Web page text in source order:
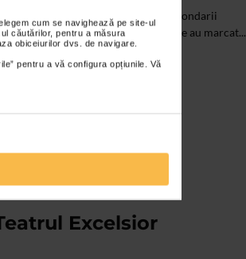
cum se navighează pe site-ul
căutărilor, pentru a măsura
obiceiurilor dvs. de navigare.
pentru a vă configura opțiunile. Vă
semnificatie - marcheaza ziua fondarii
a nascut Ion Lucian. Persoanele care au marcat...
Excelsior